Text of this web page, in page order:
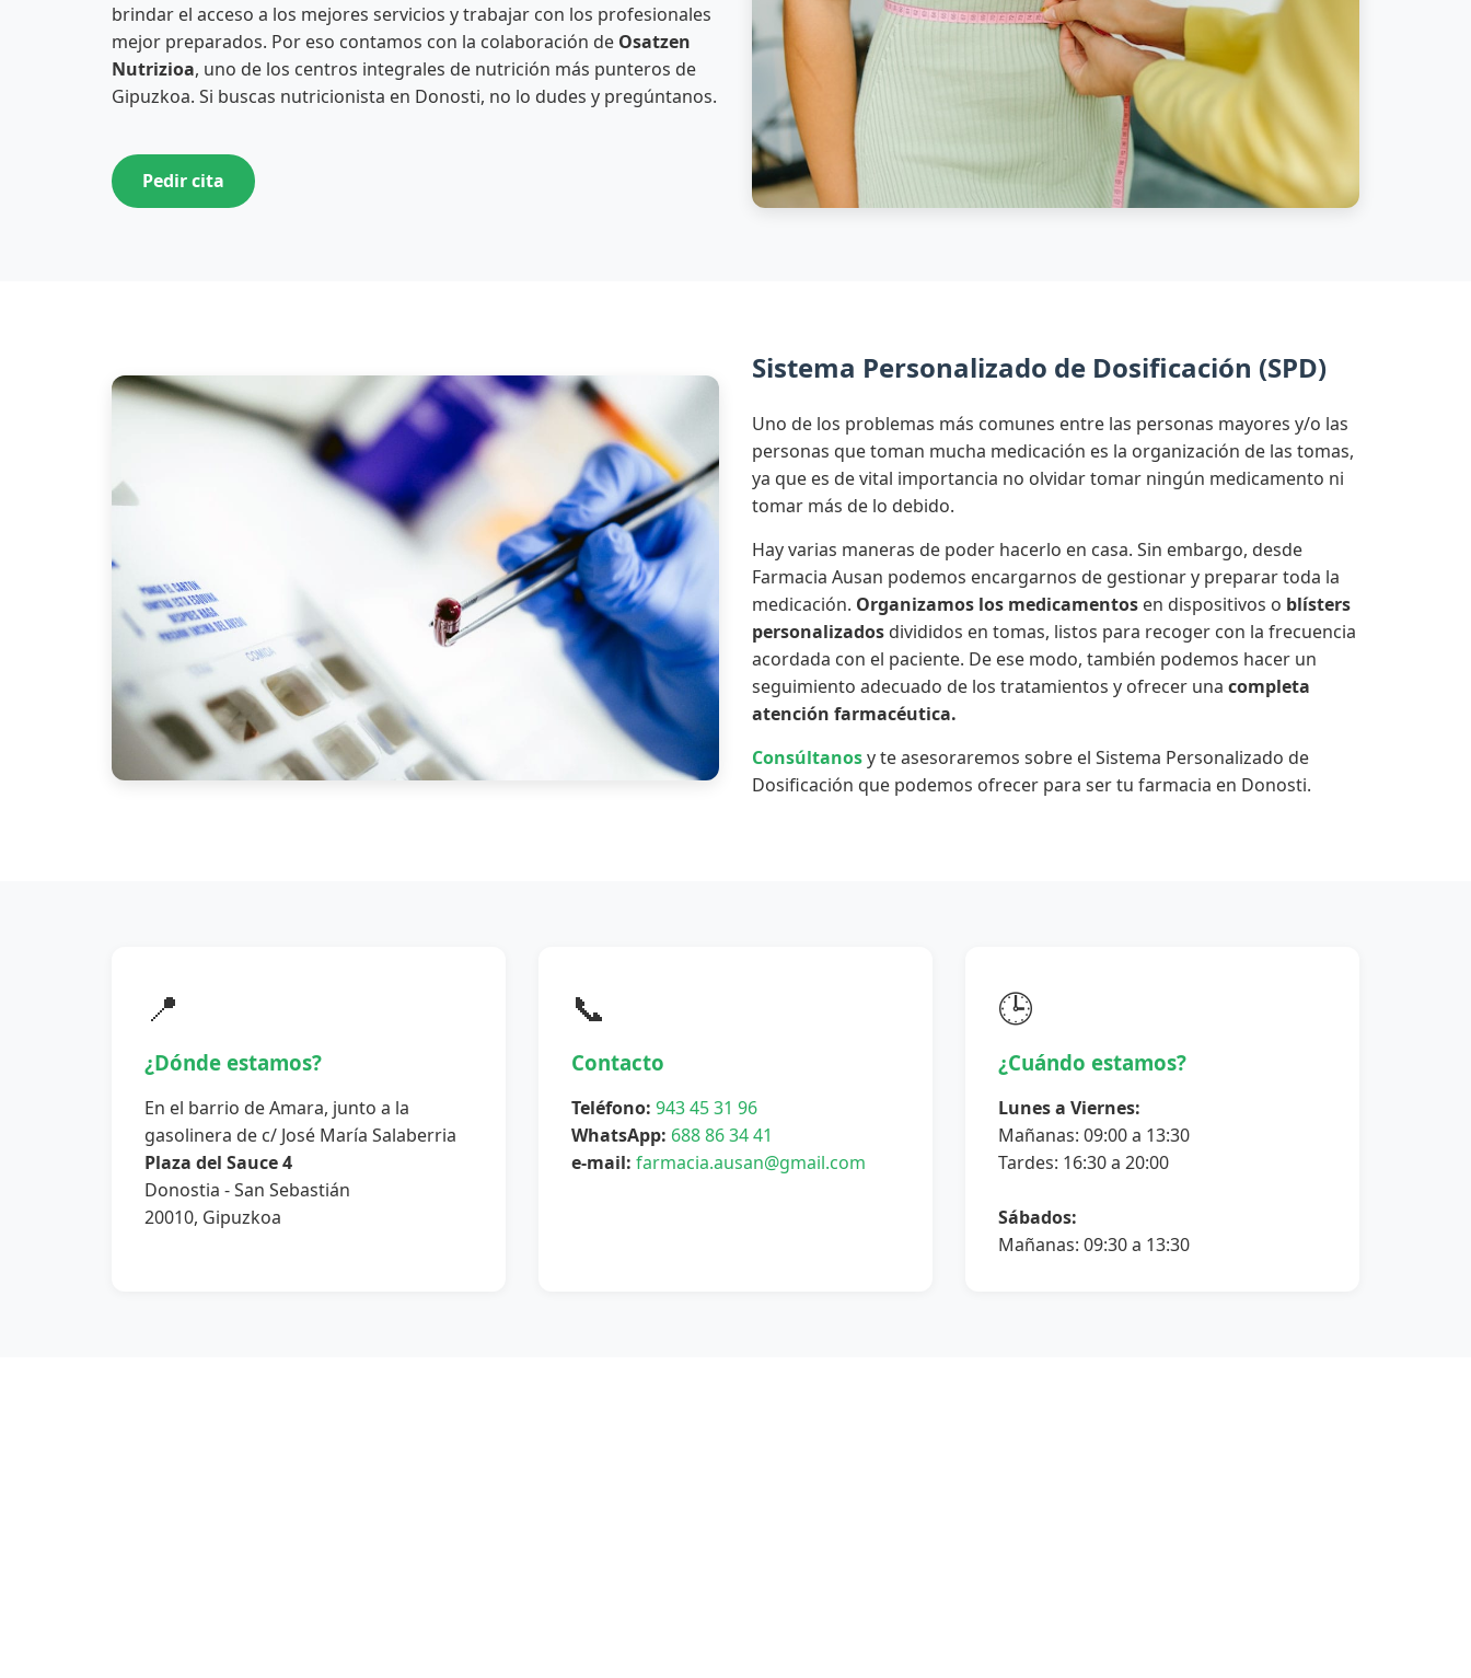
brindar el acceso a los mejores servicios y trabajar con los profesionales
mejor preparados. Por eso contamos con la colaboración de Osatzen
Nutrizioa, uno de los centros integrales de nutrición más punteros de
Gipuzkoa. Si buscas nutricionista en Donosti, no lo dudes y pregúntanos.
Pedir cita
Sistema Personalizado de Dosificación (SPD)
Uno de los problemas más comunes entre las personas mayores y/o las
personas que toman mucha medicación es la organización de las tomas,
ya que es de vital importancia no olvidar tomar ningún medicamento ni
tomar más de lo debido.
Hay varias maneras de poder hacerlo en casa. Sin embargo, desde
Farmacia Ausan podemos encargarnos de gestionar y preparar toda la
medicación. Organizamos los medicamentos en dispositivos o blísters
personalizados divididos en tomas, listos para recoger con la frecuencia
acordada con el paciente. De ese modo, también podemos hacer un
seguimiento adecuado de los tratamientos y ofrecer una completa
atención farmacéutica.
Consúltanosy te asesoraremos sobre el Sistema Personalizado de
Dosificación que podemos ofrecer para ser tu farmacia en Donosti.
📍
¿Dónde estamos?
En el barrio de Amara, junto a la
gasolinera de c/ José María Salaberria
Plaza del Sauce 4
Donostia - San Sebastián
20010, Gipuzkoa
📞
Contacto
Teléfono: 943 45 31 96
WhatsApp: 688 86 34 41
e-mail: farmacia.ausan@gmail.com
🕒
¿Cuándo estamos?
Lunes a Viernes:
Mañanas: 09:00 a 13:30
Tardes: 16:30 a 20:00
Sábados:
Mañanas: 09:30 a 13:30